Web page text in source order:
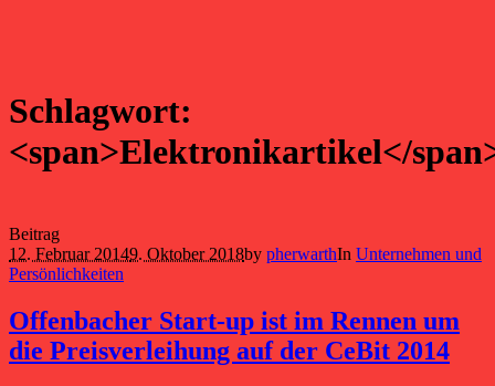
Schlagwort:
<span>Elektronikartikel</
Beitrag
12. Februar 20149. Oktober 2018by pherwarthIn Unternehmen und
Persönlichkeiten
Offenbacher Start-up ist im Rennen um
die Preisverleihung auf der CeBit 2014